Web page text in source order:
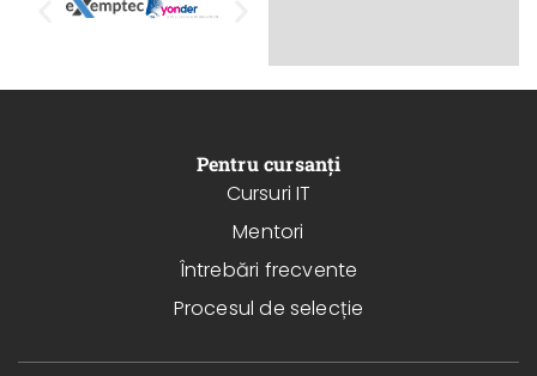
Pentru cursanți
Cursuri IT
Mentori
Întrebări frecvente
Procesul de selecție